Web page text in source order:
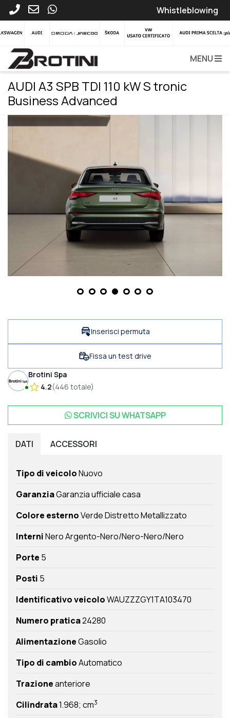
Whistleblowing
MENU
AUDI A3 SPB TDI 110 kW S tronic
Business Advanced
Inserisci permuta
Fissa un test drive
Brotini Spa
4.2(446 totale)
SCRIVICI SUWHATSAPP
DATI ACCESSORI
Tipo di veicoloNuovo
GaranziaGaranzia ufficiale casa
Colore esternoVerde Distretto Metallizzato
InterniNero Argento-Nero/Nero-Nero/Nero
Porte 5
Posti 5
Identificativo veicoloWAUZZZGY1TA103470
Numero pratica24280
AlimentazioneGasolio
Tipo di cambioAutomatico
Trazioneanteriore
Cilindrata1.968; cm3